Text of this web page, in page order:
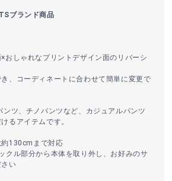
ブランド商品
おしゃれなプリントデザイン面のリバーシ
、コーディネートに合わせて簡単に変更で
ンツ、チノパンツなど、カジュアルパンツ
るアイテムです。
130cmまで対応
クル部分から本体を取り外し、お好みのサ
い